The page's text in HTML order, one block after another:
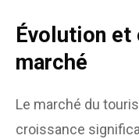
Évolution et
marché
Le marché du
croissance